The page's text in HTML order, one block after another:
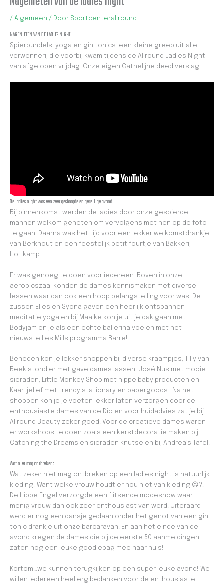
/ Algemeen / Door Sportcenterallround
NAGENIETEN VAN DE LADIES NIGHT
Spierbundels, yoga en gin tonics: een kleine greep uit alle
verwennerij die voorbij kwam tijdens de Allround Ladies Night
van afgelopen vrijdag. Onze eigen Cathelijne deed verslag!
De ladies night was een zeer geslaagde en gezellige avond!
Bij binnenkomst werden de ladies door onze gespierde
mannen welkom geheten om vervolgens met hen op de foto
te gaan. Daarna was het tijd voor een lekker welkomstdrankje
van Berkhout en een feestelijk petit fourtje van Bakkerij
Holtkamp.
Er was genoeg te doen voor iedereen. Boven in onze
aerobicszaal konden de dames kennismaken met diverse
lessen waar dan ook een hoop belangstelling voor was. De
zussen Elles en Syona gaven een heerlijk ontspannen
meditatie yoga en bij Maaike kon je uit je dak gaan met
Bodyjam en je als een echte ballerina voelen met het
nieuwste Les Mills programma Barre!
Beneden kon je lekker shoppen bij diverse kraampjes, Tilly van
Beek stond er met gave damestassen, José Nus met mooie
sieraden, Little Monkey Shop met hippe baby producten en
Kaartjelief met trendy stationary en papergoods . Na het
shoppen kon je je voeten lekker laten verzorgen door de
enthousiaste dames van de Dio en voor huidadvies zat je bij
Allround Beauty zeker goed. Voor de creatieve dames waren
er workshops te doen zoals een kerstdecoratie maken bij
Catching the Dreams en sieraden knutselen bij Andrea’s Tafel.
Wat niet mag ontbreken:
Wat zeker niet mag ontbreken op een ladies night is natuurlijk
kleding! Want welke vrouw houdt er nou niet van kleding 😉?!
De Hippe Engel verzorgde een flitsende modeshow waar
menig vrouw dan ook zeer enthousiast van werd. Uiteraard
werd er nog een dansje gedaan onder het genot van een gin
tonic drankje uit onze barcaravan. En aan het einde van de
avond kregen de dames die bij de eerste 50 aanmeldingen
zaten nog een leuke goodiebag mee naar huis!
Kortom…we kunnen terugkijken op een super leuke avond! We
willen iedereen heel erg bedanken voor de enthousiaste